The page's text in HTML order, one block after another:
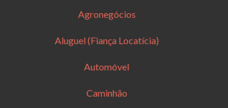
Agronegócios
Aluguel (Fiança Locatícia)
Automóvel
Caminhão